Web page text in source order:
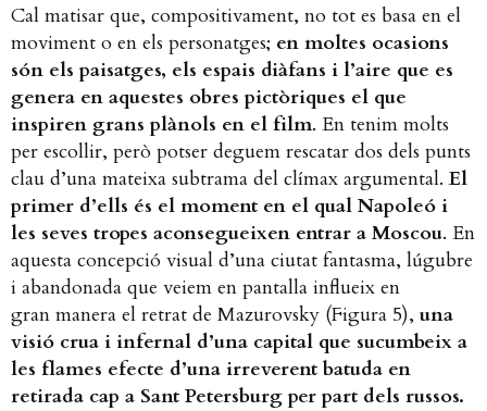
Cal matisar que, compositivament, no tot es basa en el
moviment o en els personatges; en moltes ocasions
són els paisatges, els espais diàfans i l’aire que es
genera en aquestes obres pictòriques el que
inspiren grans plànols en el film. En tenim molts
per escollir, però potser deguem rescatar dos dels punts
clau d’una mateixa subtrama del clímax argumental.El
primer d’ells és el moment en el qual Napoleó i
les seves tropes aconsegueixen entrar a Moscou. En
aquesta concepció visual d’una ciutat fantasma, lúgubre
i abandonada que veiem en pantalla influeix en
gran manera el retrat de Mazurovsky (Figura 5), una
visió crua i infernal d’una capital que sucumbeix a
les flames efecte d’una irreverent batuda en
retirada cap a Sant Petersburg per part dels russos.